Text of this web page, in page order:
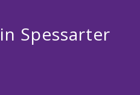
Spessarter